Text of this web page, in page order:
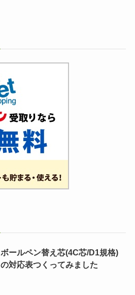
ボールペン替え芯(4C芯/D1規格)
の対応表つくってみました